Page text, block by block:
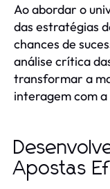
Ao abordar o
das estratégias
chances de
análise crítica
transformar a
interagem com
Apostas